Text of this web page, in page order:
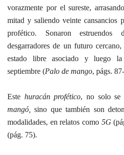
vorazmente por el sureste,
mitad y saliendo veinte cansancios
profético. Sonaron estruendos
desgarradores de un futuro
estado libre asociado y luego la
septiembre (Palo de mango, págs.
Este huracán profético, no solo se
mangó,
sino que también son
modalidades, en relatos como 5G
(pág. 75).